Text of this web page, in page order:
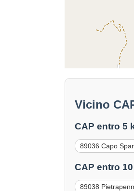
Vicino
CAP entro 5
89036 Capo
CAP entro
89038